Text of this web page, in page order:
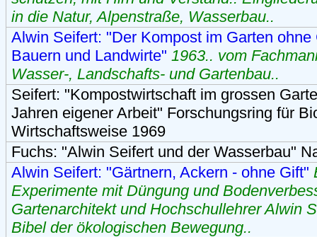
in die Natur, Alpenstraße, Wasserbau..
Alwin Seifert: "Der Kompost im Garten ohne
Bauern und Landwirte" 1963.. vom
Wasser-, Landschafts- und Gartenbau..
Seifert: "Kompostwirtschaft im grossen
Jahren eigener Arbeit" Forschungsring für
Wirtschaftsweise 1969
Fuchs: "Alwin Seifert und der Wasserbau"
Alwin Seifert: "Gärtnern, Ackern - ohne Gift"
Experimente mit Düngung und
Gartenarchitekt und Hochschullehrer Alwin
Bibel der ökologischen Bewegung..